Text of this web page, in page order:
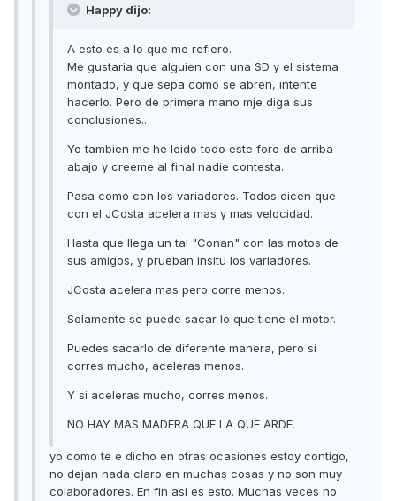
Happy dijo:
A esto es a lo que me refiero.
Me gustaria que alguien con una SD y el sistema
montado, y que sepa como se abren, intente
hacerlo. Pero de primera mano mje diga sus
conclusiones..
Yo tambien me he leido todo este foro de arriba
abajo y creeme al final nadie contesta.
Pasa como con los variadores. Todos dicen que
con el JCosta acelera mas y mas velocidad.
Hasta que llega un tal "Conan" con las motos de
sus amigos, y prueban insitu los variadores.
JCosta acelera mas pero corre menos.
Solamente se puede sacar lo que tiene el motor.
Puedes sacarlo de diferente manera, pero si
corres mucho, aceleras menos.
Y si aceleras mucho, corres menos.
NO HAY MAS MADERA QUE LA QUE ARDE.
yo como te e dicho en otras ocasiones estoy contigo,
no dejan nada claro en muchas cosas y no son muy
colaboradores. En fin así es esto. Muchas veces no